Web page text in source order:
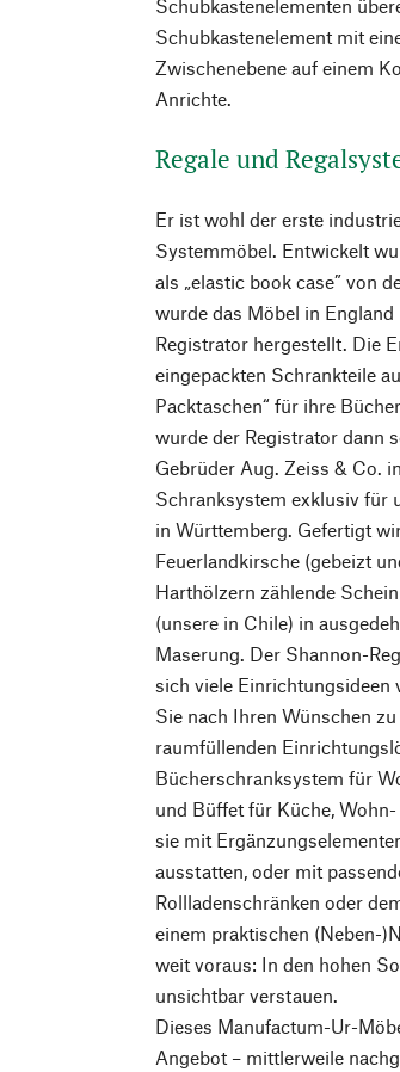
Schubkastenelementen
Schubkastenelement mit
Zwischenebene auf einem
Anrichte.
Regale und
Er ist wohl der erste
Systemmöbel. Entwickelt
als „elastic book case” von
wurde das Möbel in
Registrator hergestellt. Die
eingepackten Schrankteile
Packtaschen“ für ihre
wurde der Registrator dann
Gebrüder Aug. Zeiss & Co.
Schranksystem exklusiv für
in Württemberg. Gefertigt
Feuerlandkirsche (gebeizt
Harthölzern zählende
(unsere in Chile) in
Maserung. Der Shannon-
sich viele Einrichtungsideen
Sie nach Ihren Wünschen
raumfüllenden
Bücherschranksystem für
und Büffet für Küche,
sie mit
ausstatten, oder mit
Rollladenschränken oder
einem praktischen (Neben-
weit voraus: In den hohen
unsichtbar verstauen.
Dieses Manufactum-Ur-
Angebot – mittlerweile